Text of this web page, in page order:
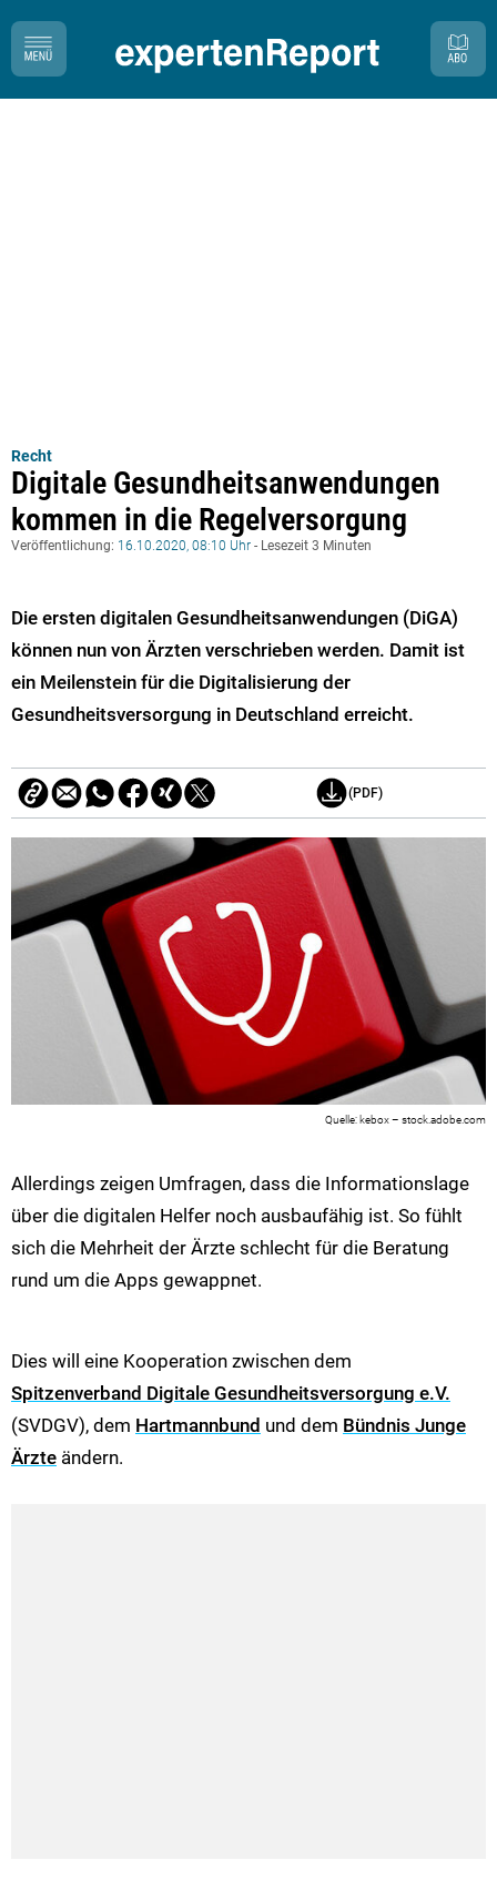
Recht
Digitale Gesundheitsanwendungen
kommen in die Regelversorgung
Veröffentlichung: 16.10.2020, 08:10 Uhr - Lesezeit 3 Minuten
Die ersten digitalen Gesundheitsanwendungen (DiGA)
können nun von Ärzten verschrieben werden. Damit ist
ein Meilenstein für die Digitalisierung der
Gesundheitsversorgung in Deutschland erreicht.
(PDF)
kebox – stock.adobe.com
Allerdings zeigen Umfragen, dass die Informationslage
über die digitalen Helfer noch ausbaufähig ist. So fühlt
sich die Mehrheit der Ärzte schlecht für die Beratung
rund um die Apps gewappnet.
Dies will eine Kooperation zwischen dem
Spitzenverband Digitale Gesundheitsversorgung e.V.
(SVDGV), dem Hartmannbund und dem Bündnis Junge
Ärzte ändern.